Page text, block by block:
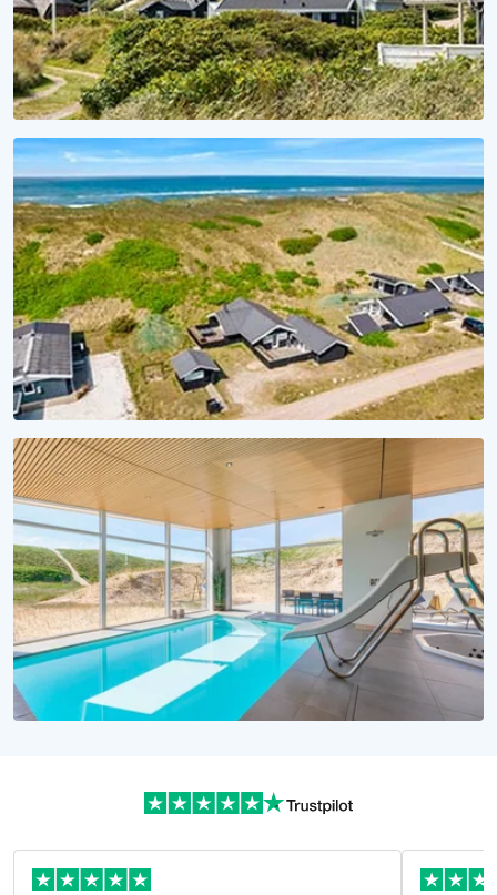
SAISON 2027
Für Meer Urlaubsvorfreude
Lieblingsferienhaus 2027 sichern!
KLEINER PREIS, MEER ERLEBEN
Urlaub unter 1000 Euro
Günstige Ferienhäuser jetzt buchen!
Alle Ferienhäuser mit Pool hier!